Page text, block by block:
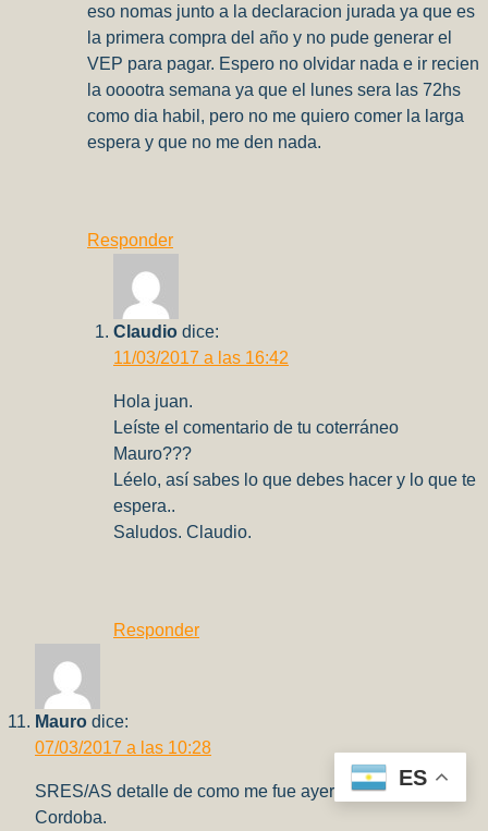
eso nomas junto a la declaracion jurada ya que es
la primera compra del año y no pude generar el
VEP para pagar. Espero no olvidar nada e ir recien
la ooootra semana ya que el lunes sera las 72hs
como dia habil, pero no me quiero comer la larga
espera y que no me den nada.
Responder
Claudio dice:
11/03/2017 a las 16:42
Hola juan.
Leíste el comentario de tu coterráneo
Mauro???
Léelo, así sabes lo que debes hacer y lo que te
espera..
Saludos. Claudio.
Responder
Mauro dice:
07/03/2017 a las 10:28
SRES/AS detalle de como me fue ayer en la Aduana de
Cordoba.
ES